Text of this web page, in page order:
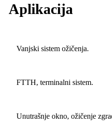
Aplikacija
Vanjski sistem ožičenja.
FTTH, terminalni sistem.
Unutrašnje okno, ožičenje